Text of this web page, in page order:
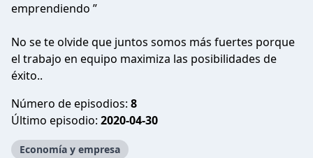
emprendiendo ”
No se te olvide que juntos somos más fuertes porque
el trabajo en equipo maximiza las posibilidades de
éxito..
Número de episodios: 8
Último episodio: 2020-04-30
Economía y empresa